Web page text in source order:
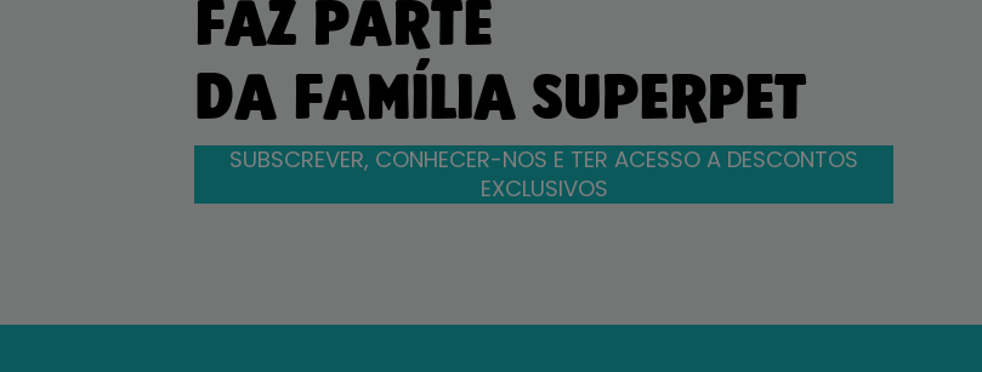
FAZ PARTE
DA FAMÍLIA SUPERPET
SUBSCREVER, CONHECER-NOS E TER ACESSO A DESCONTOS
EXCLUSIVOS